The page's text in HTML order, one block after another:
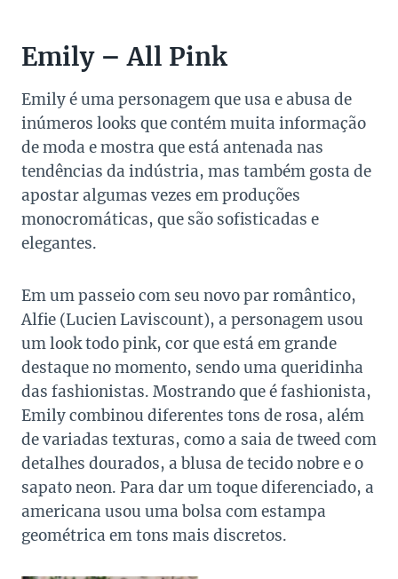
Emily – All Pink
Emily é uma personagem que usa e abusa de
inúmeros looks que contém muita informação
de moda e mostra que está antenada nas
tendências da indústria, mas também gosta de
apostar algumas vezes em produções
monocromáticas, que são sofisticadas e
elegantes.
Em um passeio com seu novo par romântico,
Alfie (Lucien Laviscount), a personagem usou
um look todo pink, cor que está em grande
destaque no momento, sendo uma queridinha
das fashionistas. Mostrando que é fashionista,
Emily combinou diferentes tons de rosa, além
de variadas texturas, como a saia de tweed com
detalhes dourados, a blusa de tecido nobre e o
sapato neon. Para dar um toque diferenciado, a
americana usou uma bolsa com estampa
geométrica em tons mais discretos.